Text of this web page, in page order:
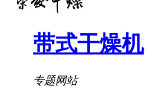
带式干燥机
专题网站